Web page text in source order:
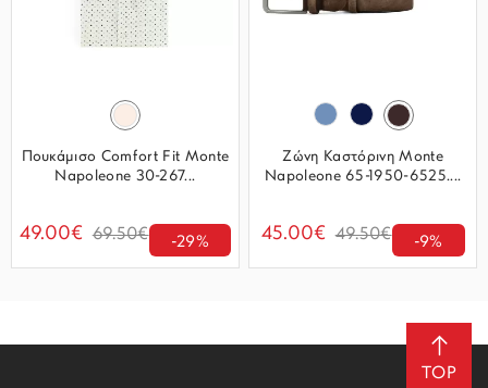
Πουκάμισο Comfort Fit Monte
Napoleone 30-267...
49.00€ 69.50€ -29%
Ζώνη Καστόρινη Monte
Napoleone 65-1950-6525....
45.00€ 49.50€ -9%
TOP